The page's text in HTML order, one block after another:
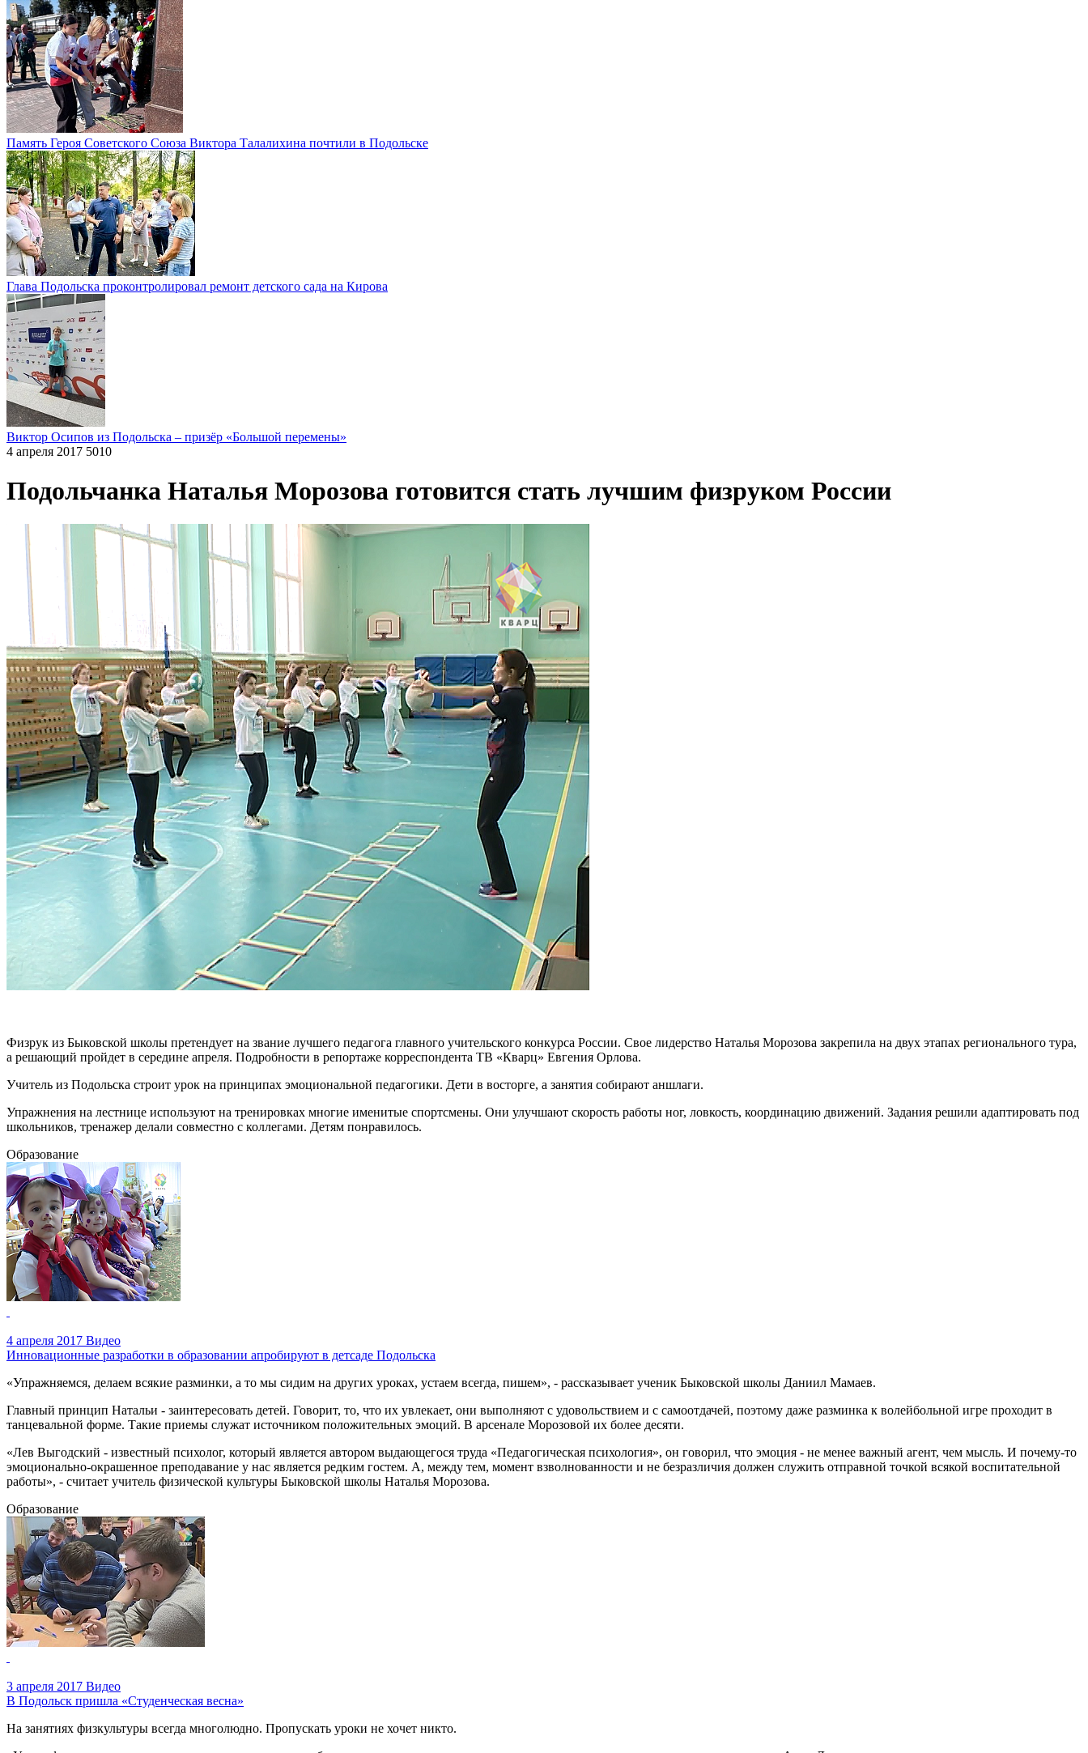
Память Героя Советского Союза Виктора Талалихина почтили в Подольске
Глава Подольска проконтролировал ремонт детского сада на Кирова
Виктор Осипов из Подольска – призёр «Большой перемены»
4 апреля 2017 5010
Подольчанка Наталья Морозова готовится стать лучшим физруком России
Физрук из Быковской школы претендует на звание лучшего педагога главного учительского конкурса России. Свое лидерство Наталья Морозова закрепила на двух этапах регионального тура,
а решающий пройдет в середине апреля. Подробности в репортаже корреспондента ТВ «Кварц» Евгения Орлова.
Учитель из Подольска строит урок на принципах эмоциональной педагогики. Дети в восторге, а занятия собирают аншлаги.
Упражнения на лестнице используют на тренировках многие именитые спортсмены. Они улучшают скорость работы ног, ловкость, координацию движений. Задания решили адаптировать под
школьников, тренажер делали совместно с коллегами. Детям понравилось.
Образование
4 апреля 2017 Видео
Инновационные разработки в образовании апробируют в детсаде Подольска
«Упражняемся, делаем всякие разминки, а то мы сидим на других уроках, устаем всегда, пишем», - рассказывает ученик Быковской школы Даниил Мамаев.
Главный принцип Натальи - заинтересовать детей. Говорит, то, что их увлекает, они выполняют с удовольствием и с самоотдачей, поэтому даже разминка к волейбольной игре проходит в
танцевальной форме. Такие приемы служат источником положительных эмоций. В арсенале Морозовой их более десяти.
«Лев Выгодский - известный психолог, который является автором выдающегося труда «Педагогическая психология», он говорил, что эмоция - не менее важный агент, чем мысль. И почему-то
эмоционально-окрашенное преподавание у нас является редким гостем. А, между тем, момент взволнованности и не безразличия должен служить отправной точкой всякой воспитательной
работы», - считает учитель физической культуры Быковской школы Наталья Морозова.
Образование
3 апреля 2017 Видео
В Подольск пришла «Студенческая весна»
На занятиях физкультуры всегда многолюдно. Пропускать уроки не хочет никто.